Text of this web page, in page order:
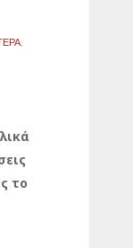
,
το